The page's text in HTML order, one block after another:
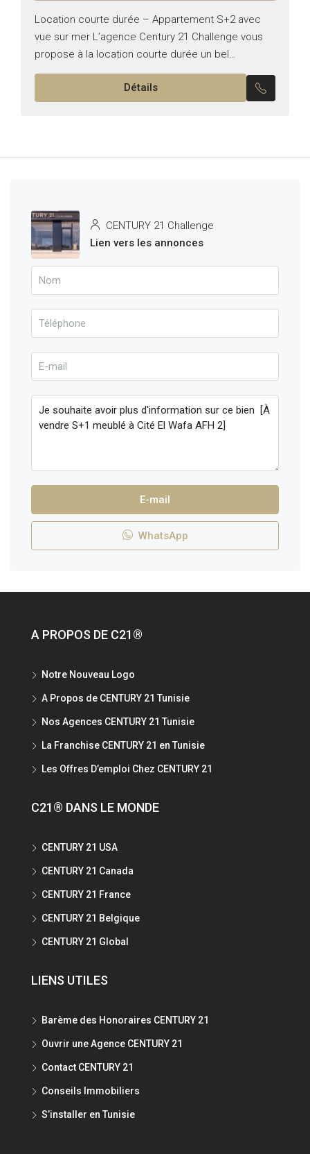
Location courte durée – Appartement S+2 avec
vue sur mer L’agence Century 21 Challenge vous
propose à la location courte durée un bel
appartement S+2, situé à AFH2 – Cité Wafa,
Détails
CENTURY 21 Challenge
Lien vers les annonces
E-mail
WhatsApp
A PROPOS DE C21®
Notre Nouveau Logo
A Propos de CENTURY 21 Tunisie
Nos Agences CENTURY 21 Tunisie
La Franchise CENTURY 21 en Tunisie
Les Offres D’emploi Chez CENTURY 21
C21® DANS LE MONDE
CENTURY 21 USA
CENTURY 21 Canada
CENTURY 21 France
CENTURY 21 Belgique
CENTURY 21 Global
LIENS UTILES
Barème des Honoraires CENTURY 21
Ouvrir une Agence CENTURY 21
Contact CENTURY 21
Conseils Immobiliers
S’installer en Tunisie